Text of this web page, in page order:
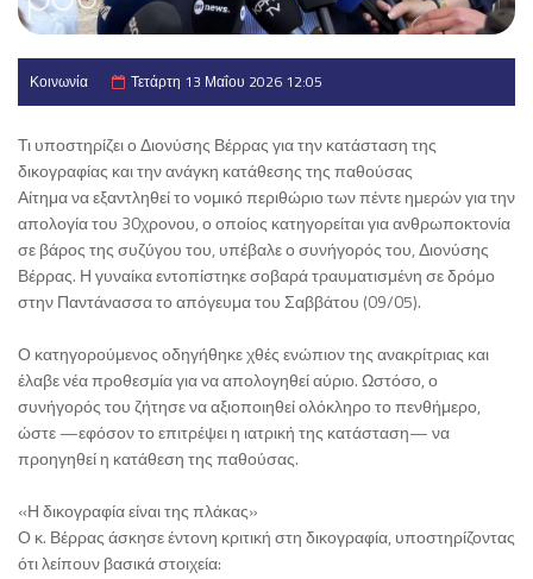
Κοινωνία Τετάρτη 13 Μαΐου 2026 12:05
Τι υποστηρίζει ο Διονύσης Βέρρας για την κατάσταση της
δικογραφίας και την ανάγκη κατάθεσης της παθούσας
Αίτημα να εξαντληθεί το νομικό περιθώριο των πέντε ημερών για την
απολογία του 30χρονου, ο οποίος κατηγορείται για ανθρωποκτονία
σε βάρος της συζύγου του, υπέβαλε ο συνήγορός του, Διονύσης
Βέρρας. Η γυναίκα εντοπίστηκε σοβαρά τραυματισμένη σε δρόμο
στην Παντάνασσα το απόγευμα του Σαββάτου (09/05).
Ο κατηγορούμενος οδηγήθηκε χθές ενώπιον της ανακρίτριας και
έλαβε νέα προθεσμία για να απολογηθεί αύριο. Ωστόσο, ο
συνήγορός του ζήτησε να αξιοποιηθεί ολόκληρο το πενθήμερο,
ώστε —εφόσον το επιτρέψει η ιατρική της κατάσταση— να
προηγηθεί η κατάθεση της παθούσας.
«Η δικογραφία είναι της πλάκας»
Ο κ. Βέρρας άσκησε έντονη κριτική στη δικογραφία, υποστηρίζοντας
ότι λείπουν βασικά στοιχεία: